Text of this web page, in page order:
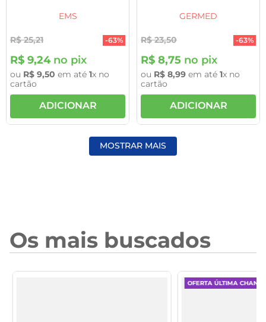
EMS
R$ 25,21 -63%
R$ 9,24no pix
ou R$ 9,50 em até 1x no
cartão
ADICIONAR
GERMED
R$ 23,50 -63%
R$ 8,75 no pix
ou R$ 8,99 em até 1x no
cartão
ADICIONAR
MOSTRAR MAIS
Os mais buscados
OFERTA ÚLTIMA CHANCE